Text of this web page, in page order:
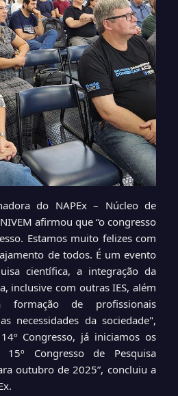
do NAPEx – Núcleo de
afirmou que “o congresso
Estamos muito felizes com
de todos. É um evento
científica, a integração da
inclusive com outras IES, além
formação de profissionais
necessidades da sociedade",
Congresso, já iniciamos os
Congresso de Pesquisa
outubro de 2025”, concluiu a